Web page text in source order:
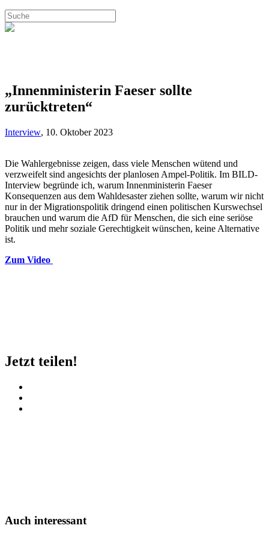
„Innenministerin Faeser sollte
zurücktreten“
Interview, 10. Oktober 2023
Die Wahlergebnisse zeigen, dass viele Menschen wütend und
verzweifelt sind angesichts der planlosen Ampel-Politik. Im BILD-
Interview begründe ich, warum Innenministerin Faeser
Konsequenzen aus dem Wahldesaster ziehen sollte, warum wir nicht
nur in der Migrationspolitik dringend einen politischen Kurswechsel
brauchen und warum die AfD für Menschen, die sich eine seriöse
Politik und mehr soziale Gerechtigkeit wünschen, keine Alternative
ist.
Zum Video
Jetzt teilen!
Auch interessant